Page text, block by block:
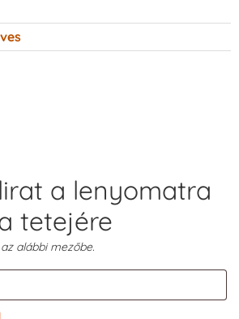
a lenyomatra
tetejére
alábbi mezőbe.